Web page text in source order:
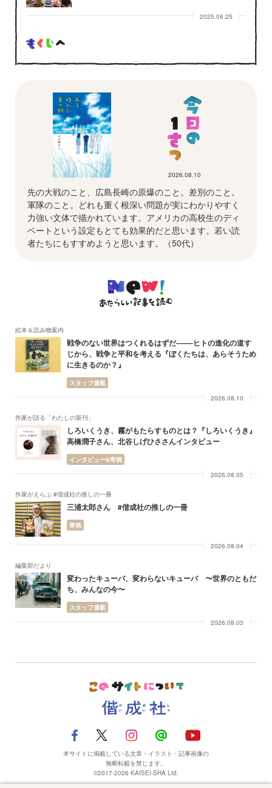
2025.06.25
2026.08.10
先の大戦のこと、広島長崎の原爆のこと。差別のこと。
軍隊のこと。どれも重く根深い問題が実にわかりやすく
力強い文体で描かれています。アメリカの高校生のディ
ベートという設定もとても効果的だと思います。若い読
者たちにもすすめようと思います。（50代）
絵本＆読み物案内
戦争のない世界はつくれるはずだ––––ヒトの進化の道す
じから、戦争と平和を考える『ぼくたちは、あらそうため
に生きるのか？』
スタッフ連載
2026.08.10
作家が語る「わたしの新刊」
しろいくうき、霧がもたらすものとは？『しろいくうき』
高橋潤子さん、北谷しげひささんインタビュー
インタビュー&寄稿
2026.08.05
作家がえらぶ #偕成社の推しの一冊
三浦太郎さん #偕成社の推しの一冊
寄稿
2026.08.04
編集部だより
変わったキューバ、変わらないキューバ 〜世界のともだ
ち、みんなの今〜
スタッフ連載
2026.08.03
本サイトに掲載している文章・イラスト・記事画像の
無断転載を禁じます。
©2017-2026 KAISEI-SHA Ltd.